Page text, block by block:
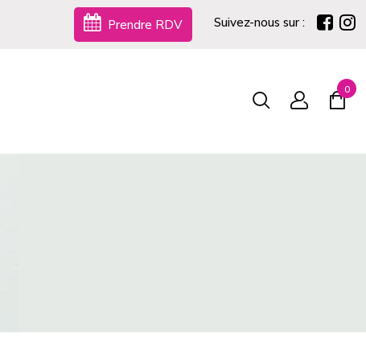
Prendre RDV Suivez-nous sur :
0